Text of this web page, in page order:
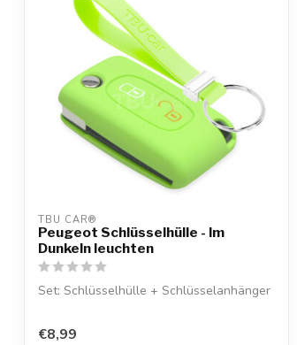
TBU CAR®
Peugeot Schlüsselhülle - Im
Dunkeln leuchten
Set: Schlüsselhülle + Schlüsselanhänger
€8,99